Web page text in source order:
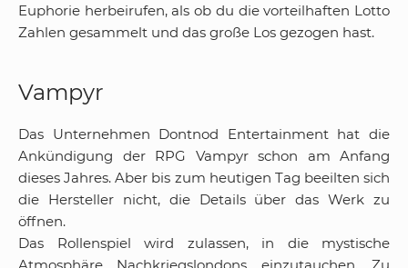
Euphorie herbeirufen, als ob du die vorteilhaften Lotto
Zahlen gesammelt und das große Los gezogen hast.
Vampyr
Das Unternehmen Dontnod Entertainment hat die
Ankündigung der RPG Vampyr schon am Anfang
dieses Jahres. Aber bis zum heutigen Tag beeilten sich
die Hersteller nicht, die Details über das Werk zu
öffnen.
Das Rollenspiel wird zulassen, in die mystische
Atmosphäre Nachkriegslondons einzutauchen. Zu